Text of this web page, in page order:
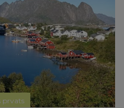
prvats